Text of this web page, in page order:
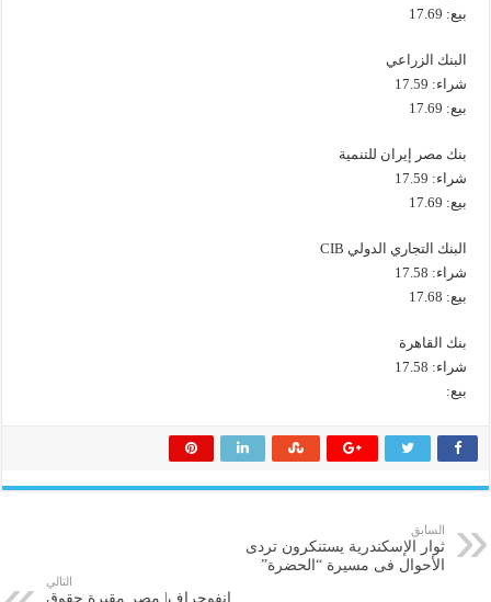
بيع: 17.69
البنك الزراعي
شراء: 17.59
بيع: 17.69
بنك مصر إيران للتنمية
شراء: 17.59
بيع: 17.69
البنك التجاري الدولي CIB
شراء: 17.58
بيع: 17.68
بنك القاهرة
شراء: 17.58
بيع:
السابق
ثوار الإسكندرية يستنكرون تردى
الأحوال فى مسيرة “الحضرة”
التالي
إنفوجراف| مصر مقبرة حقوق